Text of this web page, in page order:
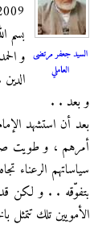
السيد جعفر مرتضى
العاملي
بسم
و
و بعد . .
بعد أن استشهد
أمرهم ، و طويت
سياساتهم الرعناء
بتفوّقه . . و لكن
الأمويين تلك تتمثل